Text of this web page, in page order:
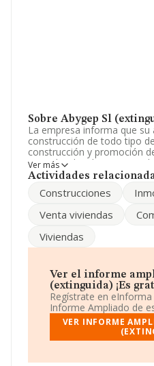
Sobre Abygep Sl
La empresa informa que
construcción de todo tipo
construcción y promoción
viviendas, locales
inmuebles, asesoramiento
CNAE corresponde a 6820
tiene actividad en
El número de empleados
existentes en la base de
sector.
Su email esrafael-
La compañíaAbygep S.L
tiene domicilio fiscal en
A.Nacional Ii Km 288 núm.
Ver más
Actividades
Construcciones
Venta viviendas
Viviendas
Ver el informe
(extinguida) ¡Es
Regístrate en
Informe Ampliado de
VER INFORME